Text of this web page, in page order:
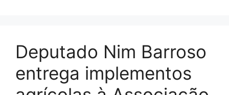
Deputado Nim Barroso
entrega implementos